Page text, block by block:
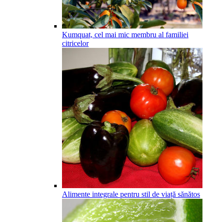
Kumquat, cel mai mic membru al familiei
citricelor
Alimente integrale pentru stil de viață sănătos